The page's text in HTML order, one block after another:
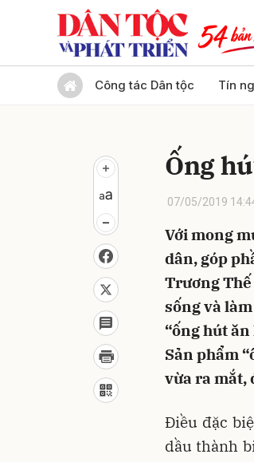
Công tác Dân tộc Tín
Ống
07/05/2019
Với mong
dân, góp
Trương
sống và
“ống hút
Sản phẩm
vừa ra mắt,
Điều đặc
dầu thành